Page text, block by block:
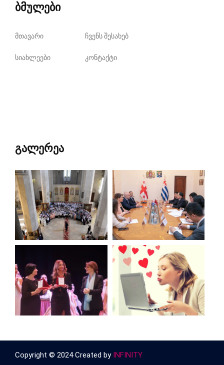
ბმულები
მთავარი ჩვენს შესახებ
სიახლეები კონტაქტი
გალერეა
Copyright © 2024 Created by INFINITY